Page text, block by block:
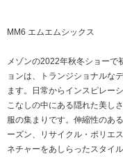
MM6 エムエムシックス
メゾンの2022年秋冬ショーで
ョンは、トランジショナルな
ます。日常からインスピレー
こなしの中にある隠れた美し
服の集まりです。伸縮性のあ
ーズン、リサイクル・ポリエ
ネチャーをあしらったスタイル